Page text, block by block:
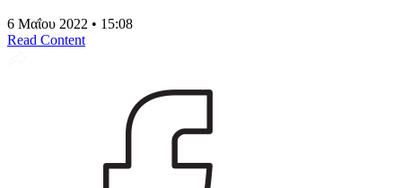
6 Μαΐου 2022 • 15:08
Read Content